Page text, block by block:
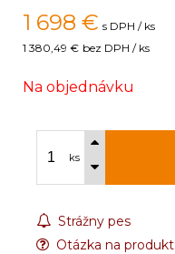
1 698 € s DPH / ks
1 380,49 € bez DPH / ks
Na objednávku
ks
Strážny pes
Otázka na produkt